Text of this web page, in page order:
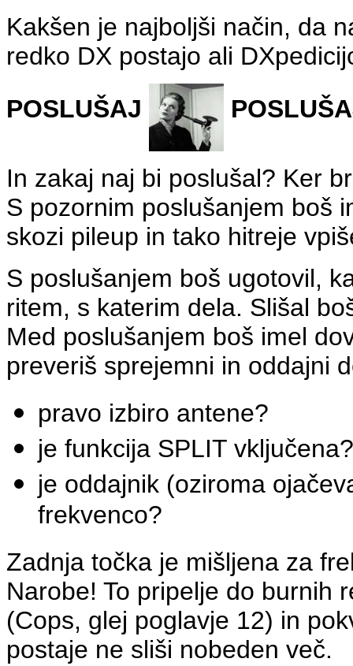
Kakšen je najboljši način, da
redko DX postajo ali
POSLUŠAJ
In zakaj naj bi poslušal? Ker
S pozornim poslušanjem boš
skozi pileup in tako hitreje
S poslušanjem boš ugotovil,
ritem, s katerim dela. Slišal
Med poslušanjem boš imel
preveriš sprejemni in oddajni
pravo izbiro antene?
je funkcija SPLIT vključena?
je oddajnik (oziroma
frekvenco?
Zadnja točka je mišljena za
Narobe! To pripelje do burnih
(Cops, glej poglavje 12) in
postaje ne sliši nobeden več.